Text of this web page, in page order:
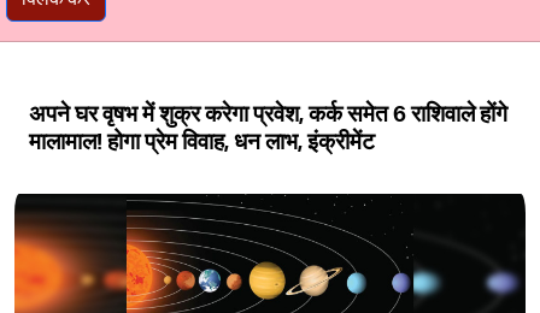
अपने घर वृषभ में शुक्र करेगा प्रवेश, कर्क समेत 6 राशिवाले होंगे
मालामाल! होगा प्रेम विवाह, धन लाभ, इंक्रीमेंट